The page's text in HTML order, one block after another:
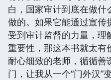
白，国家审计到底在做什
做的。如果它能通过宣传
受到审计监督的力量，理
重要性，那这本书就太有
耐心细致的老师，循循善
门，让我从一个“门外汉”